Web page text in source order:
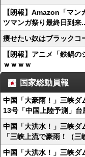
【朗報】Amazon「マ
ツマンガ祭り最終日到来
痩せたい奴はブラックコ
【朗報】アニメ「鉄鍋
ｗｗｗｗ
国家総動員報
中国「大豪雨！」三峡ダ
13号「中国上陸予測」台
中国「大洪水！」三峡ダ
「三峡上流で豪雨！（三
中国「大洪水！」三峡ダ